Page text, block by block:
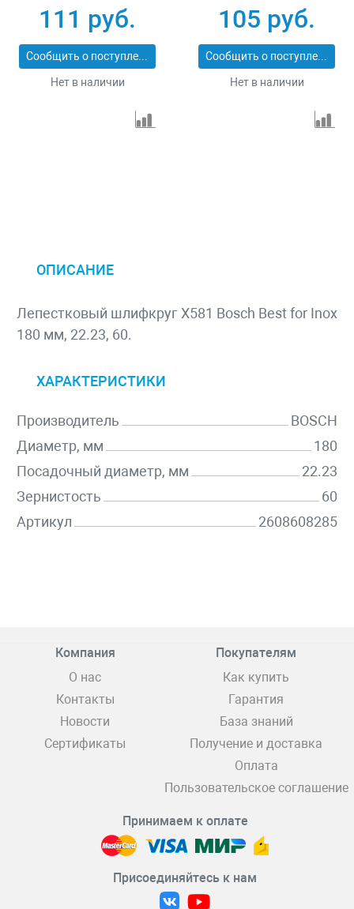
74168
111 руб.
Сообщить о поступлении
Нет в наличии
74161
105 руб.
Сообщить о поступлении
Нет в наличии
ОПИСАНИЕ
Лепестковый шлифкруг X581 Bosch Best for Inox
180 мм, 22.23, 60.
ХАРАКТЕРИСТИКИ
Производитель
BOSCH
Диаметр, мм
180
Посадочный диаметр, мм
22.23
Зернистость
60
Артикул
2608608285
Компания
О нас
Контакты
Новости
Сертификаты
Покупателям
Как купить
Гарантия
База знаний
Получение и доставка
Оплата
Пользовательское соглашение
Принимаем к оплате
Присоединяйтесь к нам